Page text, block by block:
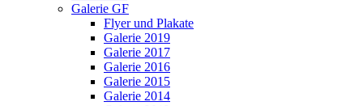
Galerie GF
Flyer und Plakate
Galerie 2019
Galerie 2017
Galerie 2016
Galerie 2015
Galerie 2014